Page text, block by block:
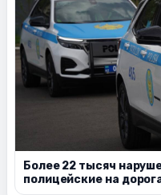
Более 22 тысяч
полицейские на